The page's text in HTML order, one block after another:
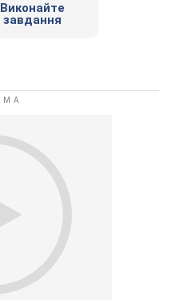
Виконайте
завдання